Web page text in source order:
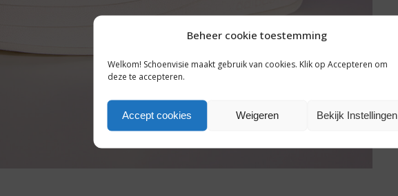
Beheer cookie toestemming
Welkom! Schoenvisie maakt gebruik van cookies. Klik op Accepteren om
deze te accepteren.
Accept cookies Weigeren Bekijk Instellingen